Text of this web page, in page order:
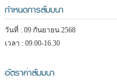
กำหนดการสัมมนา
วันที่ : 09 กันยายน 2568
เวลา : 09.00-16.30
อัตราค่าสัมมนา